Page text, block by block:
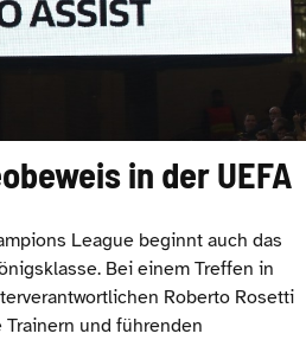
in der UEFA
League beginnt auch das
Bei einem Treffen in
Roberto Rosetti
und führenden